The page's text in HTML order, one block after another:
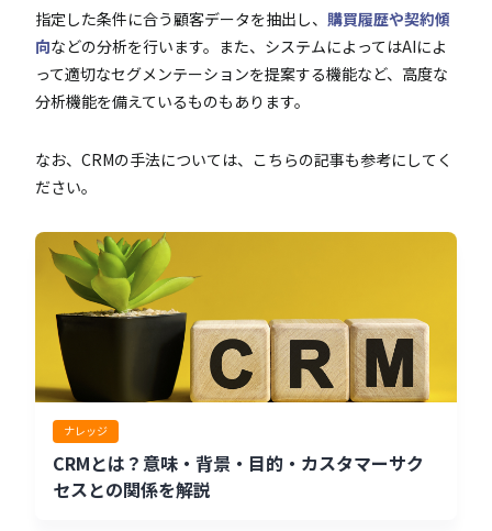
指定した条件に合う顧客データを抽出し、 購買履歴や契約傾
向などの分析を行います。また、システムによってはAIによ
って適切なセグメンテーションを提案する機能など、高度な
分析機能を備えているものもあります。
なお、CRMの手法については、こちらの記事も参考にしてく
ださい。
ナレッジ
CRMとは？意味・背景・目的・カスタマーサク
セスとの関係を解説